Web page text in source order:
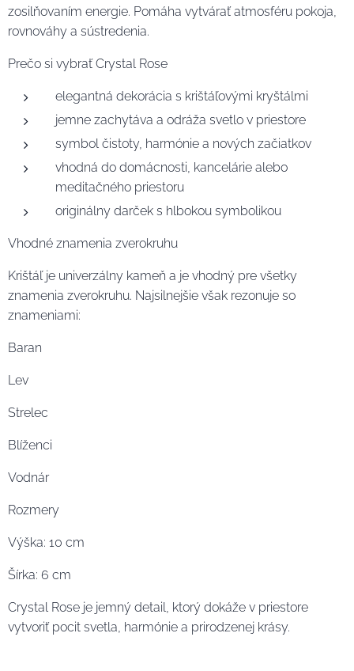
zosilňovaním energie. Pomáha vytvárať atmosféru pokoja,
rovnováhy a sústredenia.
Prečo si vybrať Crystal Rose
elegantná dekorácia s krištáľovými kryštálmi
jemne zachytáva a odráža svetlo v priestore
symbol čistoty, harmónie a nových začiatkov
vhodná do domácnosti, kancelárie alebo
meditačného priestoru
originálny darček s hlbokou symbolikou
Vhodné znamenia zverokruhu
Krištáľ je univerzálny kameň a je vhodný pre všetky
znamenia zverokruhu. Najsilnejšie však rezonuje so
znameniami:
Baran
Lev
Strelec
Blíženci
Vodnár
Rozmery
Výška: 10 cm
Šírka: 6 cm
Crystal Rose je jemný detail, ktorý dokáže v priestore
vytvoriť pocit svetla, harmónie a prirodzenej krásy.